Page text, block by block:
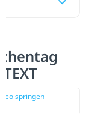
springen